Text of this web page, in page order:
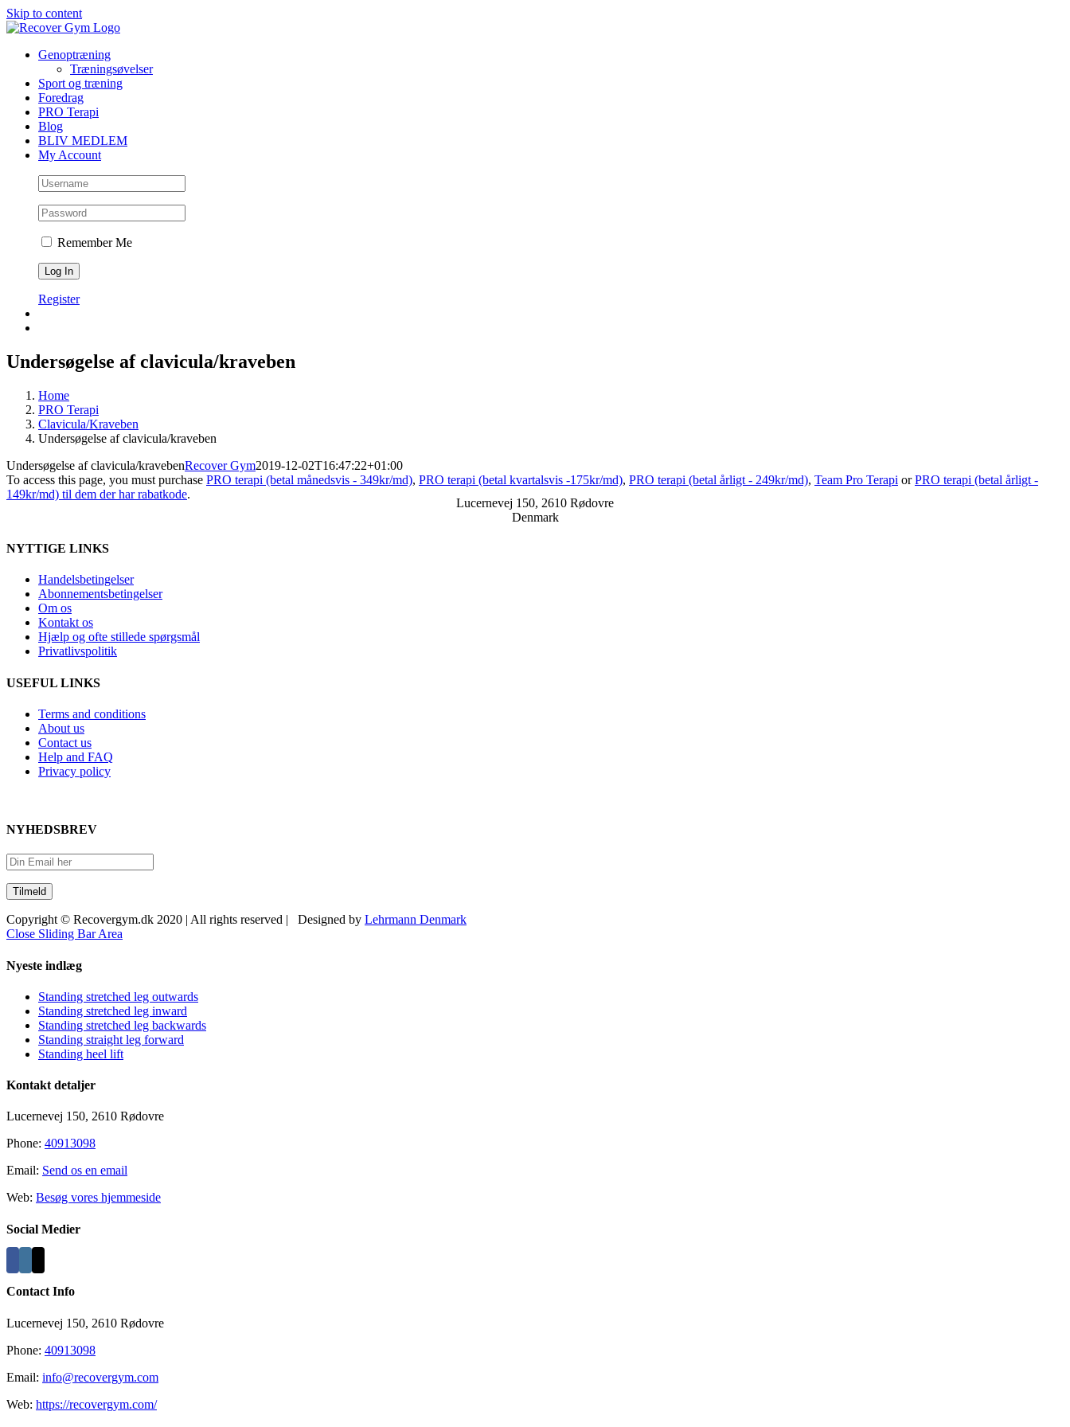
Skip to content
Genoptræning
Træningsøvelser
Sport og træning
Foredrag
PRO Terapi
Blog
BLIV MEDLEM
My Account
Remember Me
Register
Undersøgelse af clavicula/kraveben
Home
PRO Terapi
Clavicula/Kraveben
Undersøgelse af clavicula/kraveben
Undersøgelse af clavicula/kravebenRecover Gym2019-12-02T16:47:22+01:00
To access this page, you must purchase PRO terapi (betal månedsvis - 349kr/md), PRO terapi (betal kvartalsvis -175kr/md), PRO terapi (betal årligt - 249kr/md), Team Pro Terapi orPRO terapi (betal årligt -
149kr/md) til dem der har rabatkode.
Lucernevej 150, 2610 Rødovre
Denmark
NYTTIGE LINKS
Handelsbetingelser
Abonnementsbetingelser
Om os
Kontakt os
Hjælp og ofte stillede spørgsmål
Privatlivspolitik
USEFUL LINKS
Terms and conditions
About us
Contact us
Help and FAQ
Privacy policy
NYHEDSBREV
Copyright © Recovergym.dk 2020 | All rights reserved | Designed by Lehrmann Denmark
Close Sliding Bar Area
Nyeste indlæg
Standing stretched leg outwards
Standing stretched leg inward
Standing stretched leg backwards
Standing straight leg forward
Standing heel lift
Kontakt detaljer
Lucernevej 150, 2610 Rødovre
Phone: 40913098
Email: Send os en email
Web: Besøg vores hjemmeside
Social Medier
Contact Info
Lucernevej 150, 2610 Rødovre
Phone: 40913098
Email: info@recovergym.com
Web: https://recovergym.com/